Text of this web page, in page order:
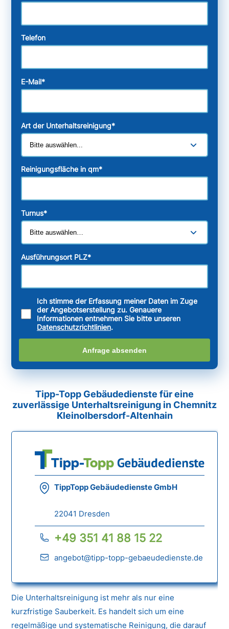
Telefon
E-Mail*
Art der Unterhaltsreinigung*
Reinigungsfläche in qm*
Turnus*
Ausführungsort PLZ*
Ich stimme der Erfassung meiner Daten im Zuge
der Angebotserstellung zu. Genauere
Informationen entnehmen Sie bitte unseren
Datenschutzrichtlinien.
Anfrage absenden
Tipp-Topp Gebäudedienste für eine
zuverlässige Unterhaltsreinigung in Chemnitz
Kleinolbersdorf-Altenhain
TippTopp Gebäudedienste GmbH
22041 Dresden
+49 351 41 88 15 22
angebot@tipp-topp-gebaeudedienste.de
Die Unterhaltsreinigung ist mehr als nur eine
kurzfristige Sauberkeit. Es handelt sich um eine
regelmäßige und systematische Reinigung, die darauf